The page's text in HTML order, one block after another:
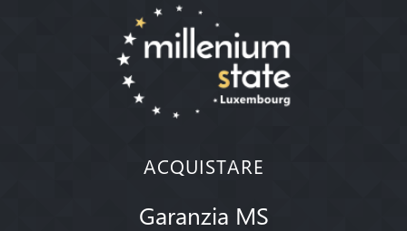
ACQUISTARE
Garanzia MS